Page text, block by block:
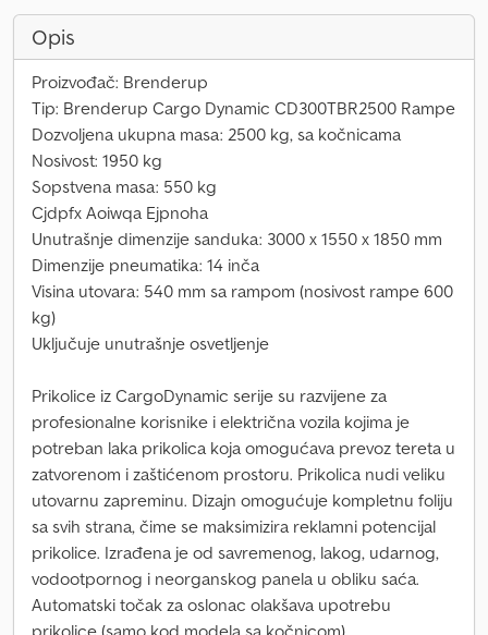
Opis
Proizvođač: Brenderup
Tip: Brenderup Cargo Dynamic CD300TBR2500 Rampe
Dozvoljena ukupna masa: 2500 kg, sa kočnicama
Nosivost: 1950 kg
Sopstvena masa: 550 kg
Cjdpfx Aoiwqa Ejpnoha
Unutrašnje dimenzije sanduka: 3000 x 1550 x 1850 mm
Dimenzije pneumatika: 14 inča
Visina utovara: 540 mm sa rampom (nosivost rampe 600
kg)
Uključuje unutrašnje osvetljenje
Prikolice iz CargoDynamic serije su razvijene za
profesionalne korisnike i električna vozila kojima je
potreban laka prikolica koja omogućava prevoz tereta u
zatvorenom i zaštićenom prostoru. Prikolica nudi veliku
utovarnu zapreminu. Dizajn omogućuje kompletnu foliju
sa svih strana, čime se maksimizira reklamni potencijal
prikolice. Izrađena je od savremenog, lakog, udarnog,
vodootpornog i neorganskog panela u obliku saća.
Automatski točak za oslonac olakšava upotrebu
prikolice (samo kod modela sa kočnicom).